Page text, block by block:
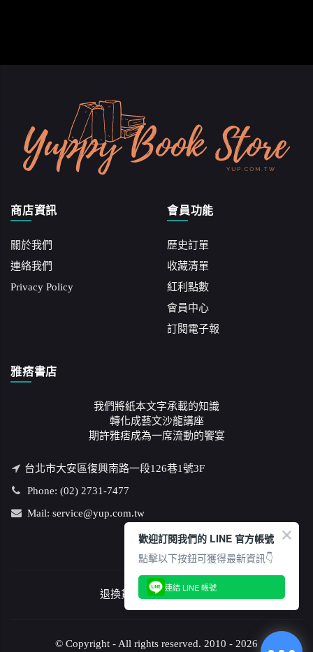
商店資訊
關於我們
連絡我們
Privacy Policy
會員功能
歷史訂單
收藏清單
紅利點數
會員中心
訂閱電子報
雅痞書店
我們將紙本文字承載的知識
轉化成藝文沙龍講座
期許雅痞成為一席流動的饗宴
台北市大安區復興南路一段126巷1號3F
Phone: (02) 2731-7477
Mail: service@yup.com.tw
退換貨說明/隱私權政策
© Copyright - All rights reserved. 2010 - 2026
歡迎訂閱我們的 LINE 官方帳號
點擊以下按鈕可獲得最新資訊👇
連結 LINE 帳號